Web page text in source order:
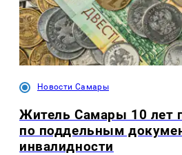
Новости Самары
Житель Самары 10 лет
по поддельным
инвалидности